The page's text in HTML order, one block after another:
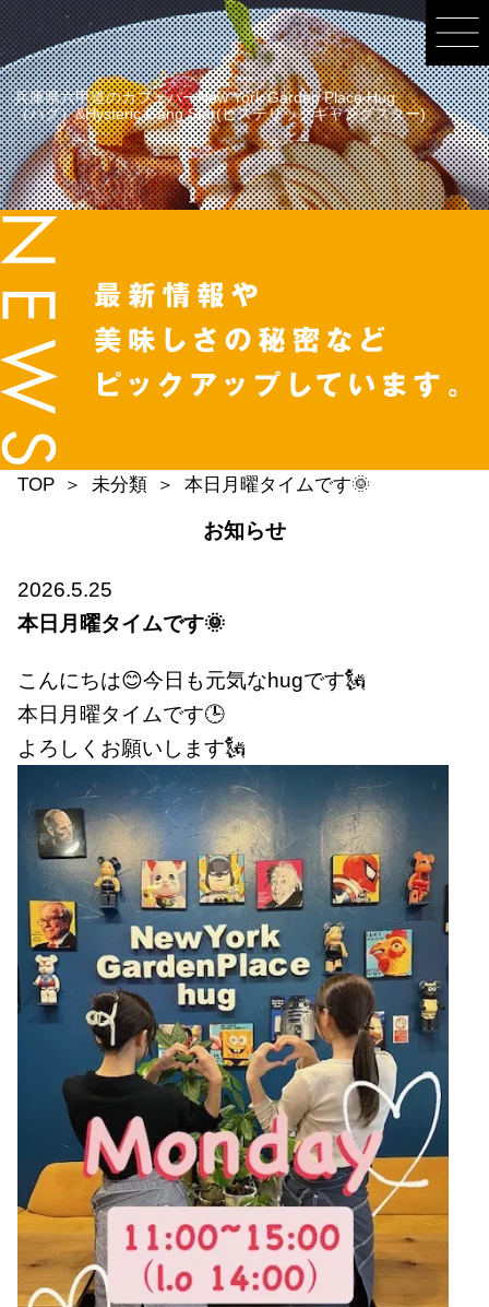
兵庫県六甲道のカフェバーNew York Garden Place Hug
（ハグ）&Hysteric Gang Star(ヒステリックギャングスター)
TOP 未分類 本日月曜タイムです🌞
お知らせ
2026.5.25
本日月曜タイムです🌞
こんにちは😊今日も元気なhugです🗽
本日月曜タイムです🕒
よろしくお願いします🗽